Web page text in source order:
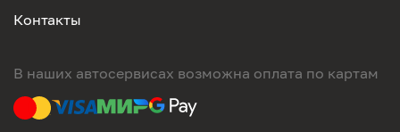
Контакты
В наших автосервисах возможна оплата по картам